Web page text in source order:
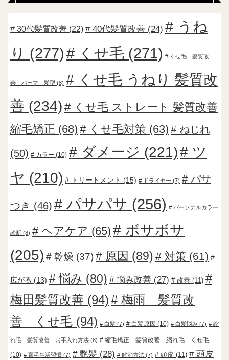
30代髪質改善 (22) 40代髪質改善 (24)
うね
り (277) くせ毛 (271) くせ毛 髪質改
善 パーマ 髪型 (8)
くせ毛 うねり 髪質改
善 (234)
くせ毛 ストレート 髪質改善
縮毛矯正 (68) くせ毛対策 (63) ねじれ
(50) カラー (10) ダメージ (221)
ツ
ヤ (210) トリートメント (15) ドライヤー (7) パサ
つき (46) パサパサ (256) パーソナルカラー
診断 (8) ヘアケア (65)
ボサボサ
(205)
乾燥 (37) 原因 (89) 対策 (61)
広がる (13) 悩み (80) 悩み改善 (27) 改善 (11)
梅田髪質改善 (94)
梅雨 髪質改
善 くせ毛 (94) 白髪 (7) 白髪原因 (10) 白髪悩み (7) 縮
れ毛 髪質改善 お手入れ方法 (8) 縮毛矯正 髪質改善 縮れ毛 くせ毛
(10) 育毛生活習慣 (7) 艶髪 (28) 解消方法 (7) 頭皮 (11) 頭皮